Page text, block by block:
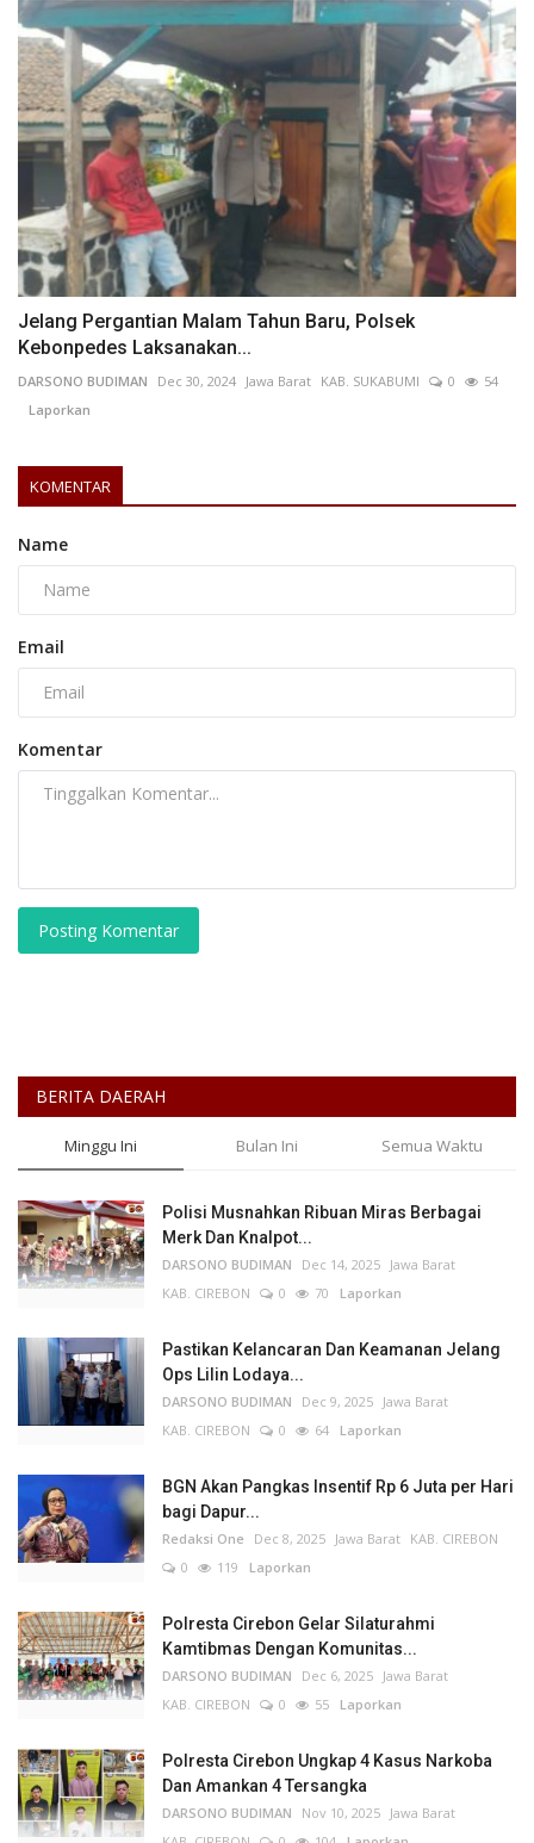
Jelang Pergantian Malam Tahun Baru, Polsek
Kebonpedes Laksanakan...
DARSONO BUDIMAN Dec 30, 2024 Jawa Barat KAB. SUKABUMI 0
54
Laporkan
KOMENTAR
Name
Email
Komentar
Posting Komentar
BERITA DAERAH
Minggu Ini Bulan Ini Semua Waktu
Polisi Musnahkan Ribuan Miras Berbagai
Merk Dan Knalpot...
DARSONO BUDIMAN Dec 14, 2025 Jawa Barat
KAB. CIREBON
0 70 Laporkan
Pastikan Kelancaran Dan Keamanan Jelang
Ops Lilin Lodaya...
DARSONO BUDIMAN Dec 9, 2025 Jawa Barat
KAB. CIREBON
0 64 Laporkan
BGN Akan Pangkas Insentif Rp 6 Juta per Hari
bagi Dapur...
Redaksi One Dec 8, 2025 Jawa Barat KAB. CIREBON
0
119 Laporkan
Polresta Cirebon Gelar Silaturahmi
Kamtibmas Dengan Komunitas...
DARSONO BUDIMAN Dec 6, 2025 Jawa Barat
KAB. CIREBON
0 55 Laporkan
Polresta Cirebon Ungkap 4 Kasus Narkoba
Dan Amankan 4 Tersangka
DARSONO BUDIMAN Nov 10, 2025 Jawa Barat